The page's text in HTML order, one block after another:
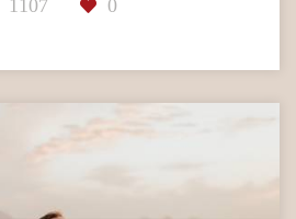
1107 0